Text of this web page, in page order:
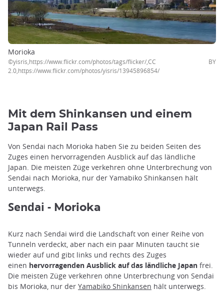
Morioka
©yisris,https://www.flickr.com/photos/tags/flicker/,CC BY
2.0,https://www.flickr.com/photos/yisris/13945896854/
Mit dem Shinkansen und einem
Japan Rail Pass
Von Sendai nach Morioka haben Sie zu beiden Seiten des
Zuges einen hervorragenden Ausblick auf das ländliche
Japan. Die meisten Züge verkehren ohne Unterbrechung von
Sendai nach Morioka, nur der Yamabiko Shinkansen hält
unterwegs.
Sendai - Morioka
Kurz nach Sendai wird die Landschaft von einer Reihe von
Tunneln verdeckt, aber nach ein paar Minuten taucht sie
wieder auf und gibt links und rechts des Zuges
einen hervorragenden Ausblick auf das ländliche Japan frei.
Die meisten Züge verkehren ohne Unterbrechung von Sendai
bis Morioka, nur der Yamabiko Shinkansen hält unterwegs.